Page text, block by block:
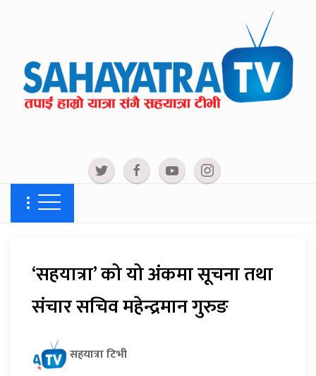
‘सहयात्रा’ को यो अंकमा सूचना तथा
संचार सचिव महेन्द्रमान गुरुङ
सहयात्रा टिभी